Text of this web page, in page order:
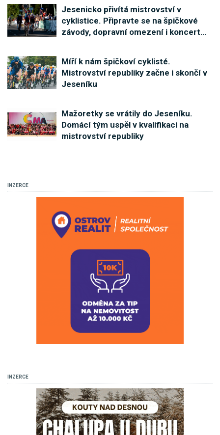
Jesenicko přivítá mistrovství v
cyklistice. Připravte se na špičkové
závody, dopravní omezení i koncert…
Míří k nám špičkoví cyklisté.
Mistrovství republiky začne i skončí v
Jeseníku
Mažoretky se vrátily do Jeseníku.
Domácí tým uspěl v kvalifikaci na
mistrovství republiky
INZERCE
INZERCE